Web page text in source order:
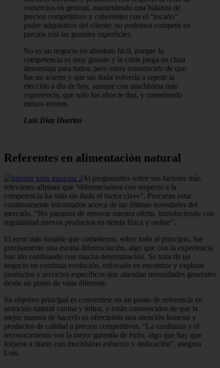
comercios en general, manteniendo una balanza de
precios competitivos y coherentes con el “tocado”
poder adquisitivo del cliente: no podemos competir en
precios con las grandes superficies.
No es un negocio en absoluto fácil, porque la
competencia es muy grande y la crisis juega en clara
desventaja para todos, pero estoy convencido de que
fue un acierto y que sin duda volvería a repetir la
elección a día de hoy, aunque con muchísima más
experiencia, que solo los años te dan, y cometiendo
menos errores.
Luis Díaz Huertas
Referentes en alimentación natural
Al preguntarles sobre sus factores más
relevantes afirman que “diferenciarnos con respecto a la
competencia ha sido sin duda el factor clave”. Procuran estar
continuamente informados acerca de las últimas novedades del
mercado. “No paramos de renovar nuestra oferta, introduciendo con
regularidad nuevos productos en tienda física y online”.
El error más notable que cometieron, sobre todo al principio, fue
precisamente una escasa diferenciación, algo que con la experiencia
han ido cambiando con mucha determinación. Se trata de un
negocio en continua evolución, enfocado en encontrar y explotar
productos y servicios específicos que atiendan necesidades generales
desde un punto de vista diferente.
Su objetivo principal es convertirse en un punto de referencia en
nutrición natural canina y felina, y están convencidos de que la
mejor manera de hacerlo es ofreciendo una atención honesta y
productos de calidad a precios competitivos. “La confianza y el
reconocimiento son la mejor garantía de éxito, algo que hay que
forjarse a diario con muchísimo esfuerzo y dedicación”, asegura
Luis.